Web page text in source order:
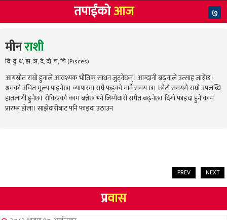
७
तपाईंकोआज
मीनराशी
दि, दु, थ, झ, ञ, दे, दो, च, चि (Pisces)
आयस्रोत राम्रो हुनाले आवश्यक भौतिक साधन जुट्नेछन्। आम्दानी बढ्नाले उत्साह जाग्नेछ।
श्रमको उचित मूल्य पाइनेछ। व्यापारमा राम्रै फड्को मार्ने समय छ। छोटो समयमै राम्रो उपलब्धि
हातलागी हुनेछ। रोकिएको काम बन्नेछ भने जिम्मेवारी समेत बढ्नेछ। दिगो फाइदा हुने काम
प्रारम्भ होला। साझेदारीबाट पनि फाइदा उठाउन
PREV NEXT
प्रवास